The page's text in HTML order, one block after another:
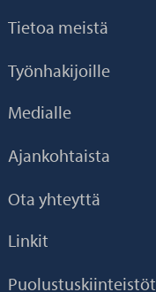
Tietoa meistä
Työnhakijoille
Medialle
Ajankohtaista
Ota yhteyttä
Linkit
Puolustuskiinteistöt